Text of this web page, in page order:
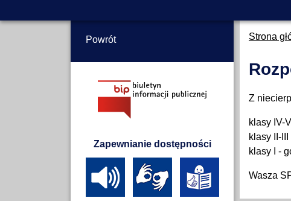
Strona
Z
klasy IV-
klasy II-
klasy I -
Wasza
Powrót
Zapewnianie dostępności